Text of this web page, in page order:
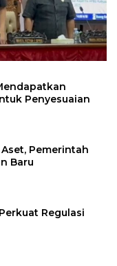
Penyesuaian
Pemerintah
Baru
Regulasi